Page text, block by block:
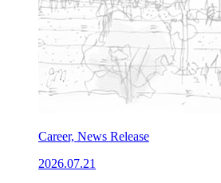
Career, News Release
2026.07.21